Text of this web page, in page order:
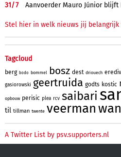
31/7 Aanvoerder Mauro Júnior blijft
Stel hier in welk nieuws jij belangrijk
Tagcloud
berg bodo bommel bosz dest driouech
gasiorowski geertruida godts kostic
opbouw perisic plea rcv saibari
til tillman twente veerman
A Twitter List by psv.supporters.nl